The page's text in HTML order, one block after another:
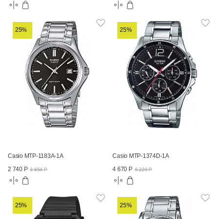
25%
Casio MTP-1183A-1A
2 740 Р 3 654 Р
25%
Casio MTP-1374D-1A
4 670 Р 6 229 Р
25% 25%